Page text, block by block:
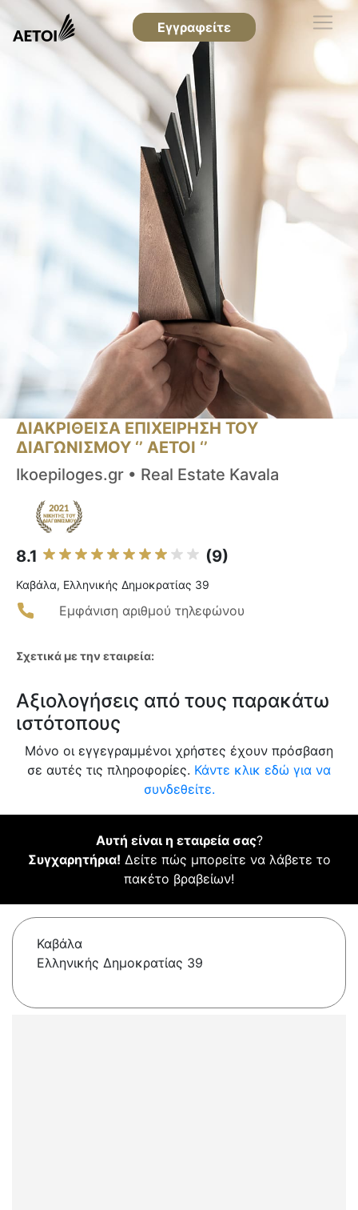
Εγγραφείτε
ΔΙΑΚΡΙΘΕΙΣΑ ΕΠΙΧΕΙΡΗΣΗ ΤΟΥ
ΔΙΑΓΩΝΙΣΜΟΥ ‘’ ΑΕΤΟΙ ‘’
Ikoepiloges.gr • Real Estate Kavala
8.1 (9)
Καβάλα, Ελληνικής Δημοκρατίας 39
Εμφάνιση αριθμού τηλεφώνου
Σχετικά με την εταιρεία:
Αξιολογήσεις από τους παρακάτω
ιστότοπους
Μόνο οι εγγεγραμμένοι χρήστες έχουν πρόσβαση
σε αυτές τις πληροφορίες. Κάντε κλικ εδώ για να
συνδεθείτε.
Αυτή είναι η εταιρεία σας?
Συγχαρητήρια! Δείτε πώς μπορείτε να λάβετε το
πακέτο βραβείων!
Καβάλα
Ελληνικής Δημοκρατίας 39